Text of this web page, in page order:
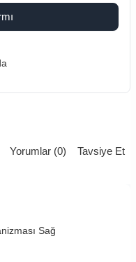
Yorumlar (0) Tavsiye Et
Sağ